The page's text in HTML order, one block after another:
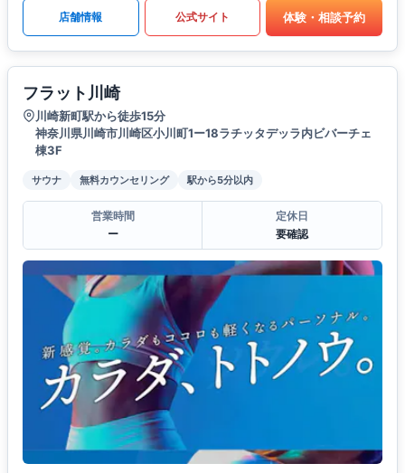
店舗情報 公式サイト 体験・相談予約
フラット川崎
川崎新町駅から徒歩15分
神奈川県川崎市川崎区小川町1ー18ラチッタデッラ内ビバーチェ
棟3F
サウナ 無料カウンセリング 駅から5分以内
営業時間
ー
定休日
要確認